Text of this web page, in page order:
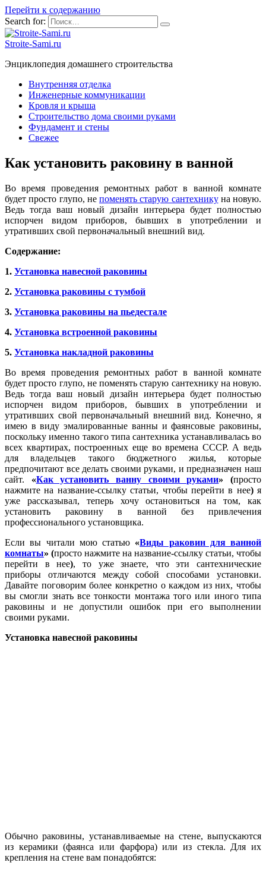
Перейти к содержанию
Search for:
Stroite-Sami.ru
Энциклопедия домашнего строительства
Внутренняя отделка
Инженерные коммуникации
Кровля и крыша
Строительство дома своими руками
Фундамент и стены
Свежее
Как установить раковину в ванной
Во время проведения ремонтных работ в ванной комнате
будет просто глупо, не поменять старую сантехникуна новую.
Ведь тогда ваш новый дизайн интерьера будет полностью
испорчен видом приборов, бывших в употреблении и
утративших свой первоначальный внешний вид.
Содержание:
1. Установка навесной раковины
2. Установка раковины с тумбой
3. Установка раковины на пьедестале
4. Установка встроенной раковины
5. Установка накладной раковины
Во время проведения ремонтных работ в ванной комнате
будет просто глупо, не поменять старую сантехнику на новую.
Ведь тогда ваш новый дизайн интерьера будет полностью
испорчен видом приборов, бывших в употреблении и
утративших свой первоначальный внешний вид. Конечно, я
имею в виду эмалированные ванны и фаянсовые раковины,
поскольку именно такого типа сантехника устанавливалась во
всех квартирах, построенных еще во времена СССР. А ведь
для владельцев такого бюджетного жилья, которые
предпочитают все делать своими руками, и предназначен наш
сайт. «Как установить ванну своими руками» (просто
нажмите на название-ссылку статьи, чтобы перейти в нее)я
уже рассказывал, теперь хочу остановиться на том, как
установить раковину в ванной без привлечения
профессионального установщика.
Если вы читали мою статью «Виды раковин для ванной
комнаты» (просто нажмите на название-ссылку статьи, чтобы
перейти в нее), то уже знаете, что эти сантехнические
приборы отличаются между собой способами установки.
Давайте поговорим более конкретно о каждом из них, чтобы
вы смогли знать все тонкости монтажа того или иного типа
раковины и не допустили ошибок при его выполнении
своими руками.
Установка навесной раковины
Обычно раковины, устанавливаемые на стене, выпускаются
из керамики (фаянса или фарфора) или из стекла. Для их
крепления на стене вам понадобятся: